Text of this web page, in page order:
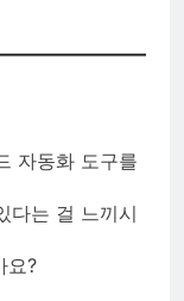
자동화 도구를
다는 걸 느끼시
요?